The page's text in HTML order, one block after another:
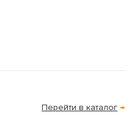
Перейти в каталог →